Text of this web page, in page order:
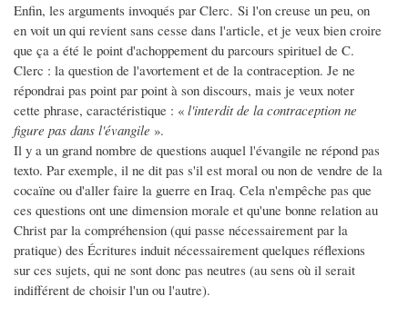
Enfin, les arguments invoqués par Clerc. Si l'on creuse un peu, on
en voit un qui revient sans cesse dans l'article, et je veux bien croire
que ça a été le point d'achoppement du parcours spirituel de C.
Clerc : la question de l'avortement et de la contraception. Je ne
répondrai pas point par point à son discours, mais je veux noter
cette phrase, caractéristique : « l'interdit de la contraception ne
figure pas dans l'évangile ».
Il y a un grand nombre de questions auquel l'évangile ne répond pas
texto. Par exemple, il ne dit pas s'il est moral ou non de vendre de la
cocaïne ou d'aller faire la guerre en Iraq. Cela n'empêche pas que
ces questions ont une dimension morale et qu'une bonne relation au
Christ par la compréhension (qui passe nécessairement par la
pratique) des Écritures induit nécessairement quelques réflexions
sur ces sujets, qui ne sont donc pas neutres (au sens où il serait
indifférent de choisir l'un ou l'autre).